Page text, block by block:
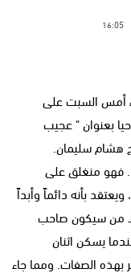
16:05
أمس السبت على
بعنوان " عجيب
هشام سليمان.
فهو منغلق على
بأنه دائماً وأبداً
من سيكون صاحب
يسكن اثنان
بهذه الصفات. ومما جاء